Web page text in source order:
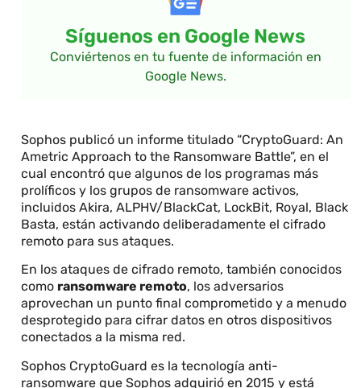
Síguenos en Google News
Conviértenos en tu fuente de información en
Google News.
Sophos publicó un informe titulado “CryptoGuard: An
Ametric Approach to the Ransomware Battle”, en el
cual encontró que algunos de los programas más
prolíficos y los grupos de ransomware activos,
incluidos Akira, ALPHV/BlackCat, LockBit, Royal, Black
Basta, están activando deliberadamente el cifrado
remoto para sus ataques.
En los ataques de cifrado remoto, también conocidos
como ransomware remoto, los adversarios
aprovechan un punto final comprometido y a menudo
desprotegido para cifrar datos en otros dispositivos
conectados a la misma red.
Sophos CryptoGuard es la tecnología anti-
ransomware que Sophos adquirió en 2015 y está